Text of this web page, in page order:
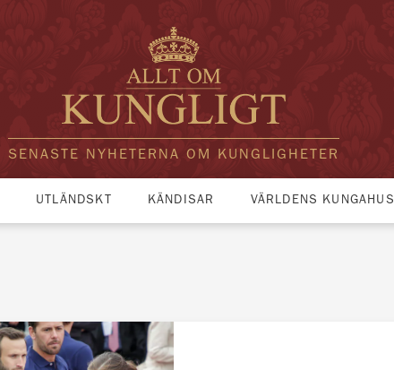
SENASTE NYHETERNA OM KUNGLIGHETER
UTLÄNDSKT KÄNDISAR VÄRLDENS KUNGAHUS